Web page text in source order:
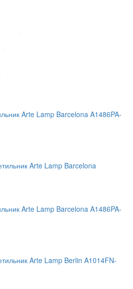
Arte Lamp Barcelona A1486PA-
Arte Lamp Barcelona A1486PA-